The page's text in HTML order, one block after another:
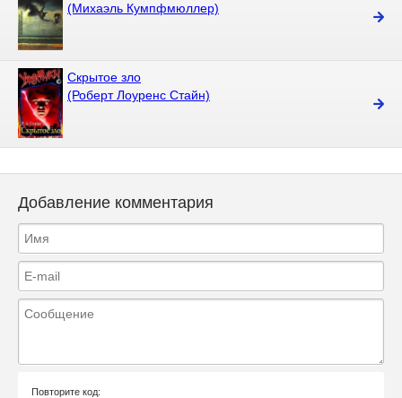
(Михаэль Кумпфмюллер)
Скрытое зло
(Роберт Лоуренс Стайн)
Добавление комментария
Повторите код: